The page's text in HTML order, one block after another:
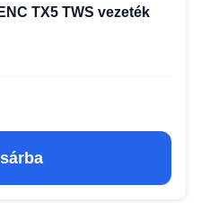
TX5 TWS vezeték